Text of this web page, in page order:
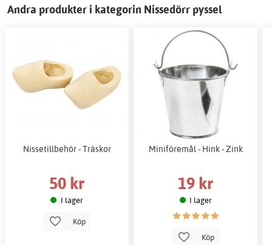
Andra produkter i kategorin Nissedörr pyssel
Nissetillbehör - Träskor
50 kr
I lager
Köp
Miniföremål - Hink - Zink
19 kr
I lager
Köp